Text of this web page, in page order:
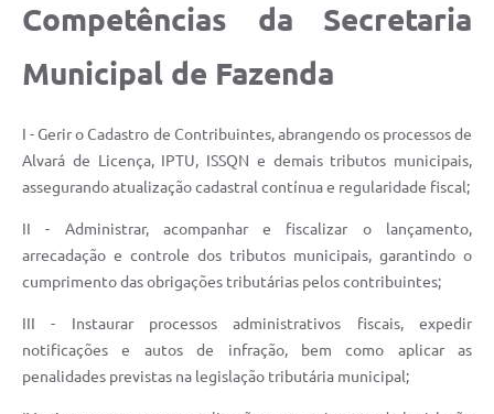
Competências da Secretaria
Municipal de Fazenda
I - Gerir o Cadastro de Contribuintes, abrangendo os processos de
Alvará de Licença, IPTU, ISSQN e demais tributos municipais,
assegurando atualização cadastral contínua e regularidade fiscal;
II - Administrar, acompanhar e fiscalizar o lançamento,
arrecadação e controle dos tributos municipais, garantindo o
cumprimento das obrigações tributárias pelos contribuintes;
III - Instaurar processos administrativos fiscais, expedir
notificações e autos de infração, bem como aplicar as
penalidades previstas na legislação tributária municipal;